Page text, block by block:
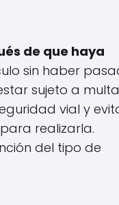
de que haya
sin haber
sujeto a
vial y
realizarla.
del tipo de